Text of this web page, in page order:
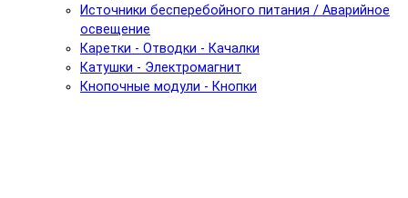
Источники бесперебойного питания / Аварийное
освещение
Каретки - Отводки - Качалки
Катушки - Электромагнит
Кнопочные модули - Кнопки